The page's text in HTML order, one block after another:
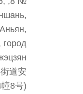
город
道安
8号)-